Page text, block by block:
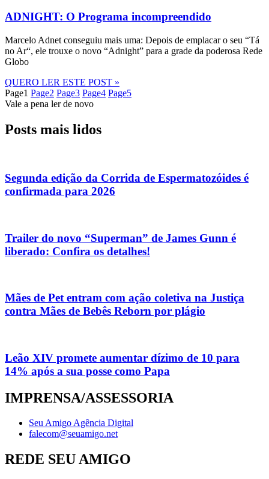
ADNIGHT: O Programa incompreendido
Marcelo Adnet conseguiu mais uma: Depois de emplacar o seu “Tá
no Ar“, ele trouxe o novo “Adnight” para a grade da poderosa Rede
Globo
QUERO LER ESTE POST »
Page1 Page2 Page3 Page4 Page5
Vale a pena ler de novo
Posts mais lidos
Segunda edição da Corrida de Espermatozóides é
confirmada para 2026
Trailer do novo “Superman” de James Gunn é
liberado: Confira os detalhes!
Mães de Pet entram com ação coletiva na Justiça
contra Mães de Bebês Reborn por plágio
Leão XIV promete aumentar dízimo de 10 para
14% após a sua posse como Papa
IMPRENSA/ASSESSORIA
Seu Amigo Agência Digital
falecom@seuamigo.net
REDE SEU AMIGO